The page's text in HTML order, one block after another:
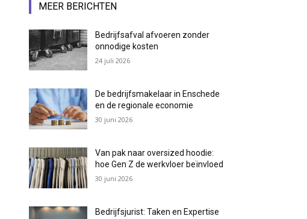
MEER BERICHTEN
Bedrijfsafval afvoeren zonder
onnodige kosten
24 juli 2026
De bedrijfsmakelaar in Enschede
en de regionale economie
30 juni 2026
Van pak naar oversized hoodie:
hoe Gen Z de werkvloer beïnvloed
30 juni 2026
Bedrijfsjurist: Taken en Expertise